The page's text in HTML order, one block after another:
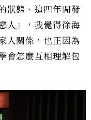
狀態、這四年間發
人』，我覺得徐海
人關係，也正因為
會怎麼互相理解包